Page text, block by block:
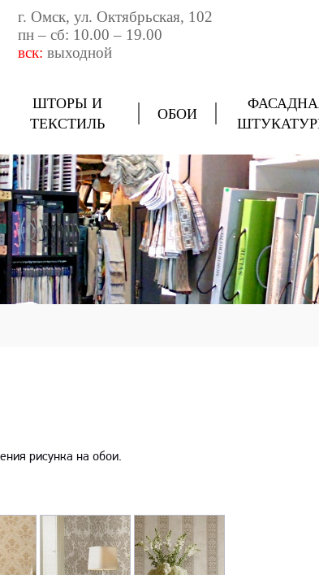
г. Омск, ул. Октябрьская, 102
пн – сб: 10.00 – 19.00
вск: выходной
ШТОРЫ И
ТЕКСТИЛЬ
ОБОИ
рисунка на обои.